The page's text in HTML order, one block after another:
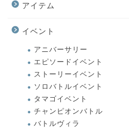
アイテム
イベント
アニバーサリー
エピソードイベント
ストーリーイベント
ソロバトルイベント
タマゴイベント
チャンピオンバトル
バトルヴィラ